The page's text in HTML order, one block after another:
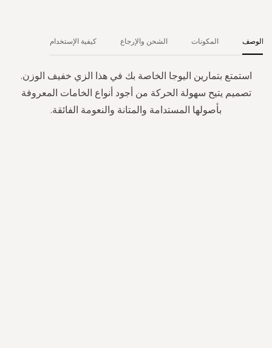
الوصف
استمتع بتمارين اليوجا الخاصة بك في هذا الزي خفيف الوزن.
تصميم يتيح سهولة الحركة من أجود أنواع الخامات المعروفة
بأصولها المستدامة والمتانة والنعومة الفائقة.
المكونات الشحن والإرجاع كيفية الإستخدام